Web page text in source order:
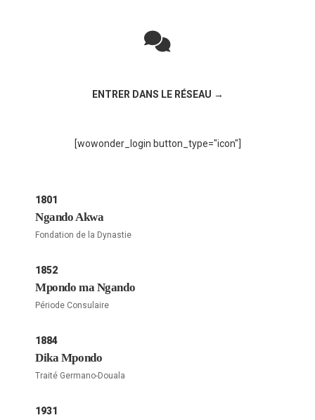
ENTRER DANS LE RÉSEAU →
[wowonder_login button_type="icon"]
1801
Ngando Akwa
Fondation de la Dynastie
1852
Mpondo ma Ngando
Période Consulaire
1884
Dika Mpondo
Traité Germano-Douala
1931